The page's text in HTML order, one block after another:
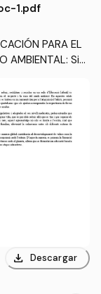
1.pdf
PARA EL
AMBIENTAL: Situ
download Descargar